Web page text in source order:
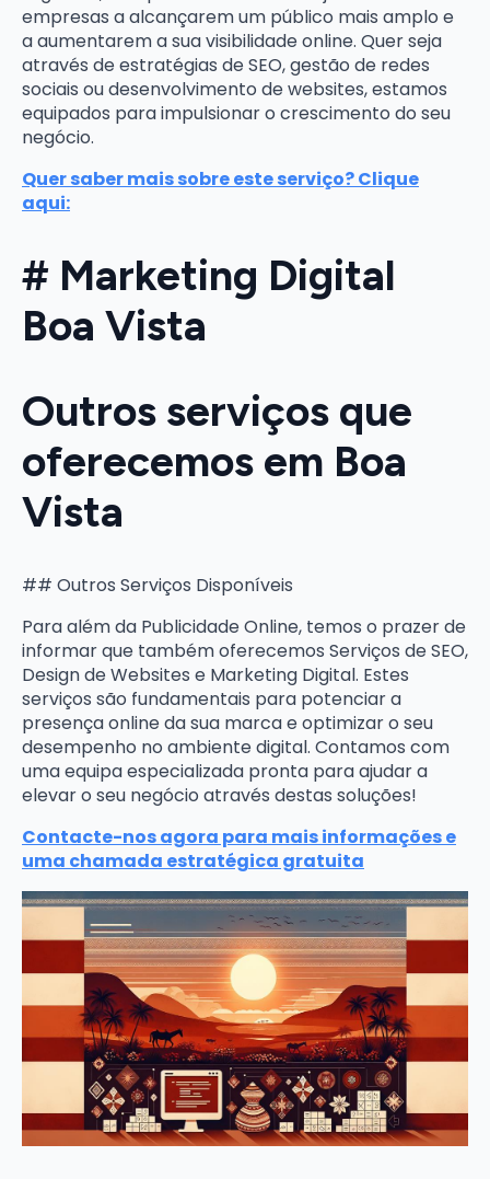
empresas a alcançarem um público mais amplo e
a aumentarem a sua visibilidade online. Quer seja
através de estratégias de SEO, gestão de redes
sociais ou desenvolvimento de websites, estamos
equipados para impulsionar o crescimento do seu
negócio.
Quer saber mais sobre este serviço? Clique
aqui:
# Marketing Digital
Boa Vista
Outros serviços que
oferecemos em Boa
Vista
## Outros Serviços Disponíveis
Para além da Publicidade Online, temos o prazer de
informar que também oferecemos Serviços de SEO,
Design de Websites e Marketing Digital. Estes
serviços são fundamentais para potenciar a
presença online da sua marca e optimizar o seu
desempenho no ambiente digital. Contamos com
uma equipa especializada pronta para ajudar a
elevar o seu negócio através destas soluções!
Contacte-nos agora para mais informações e
uma chamada estratégica gratuita